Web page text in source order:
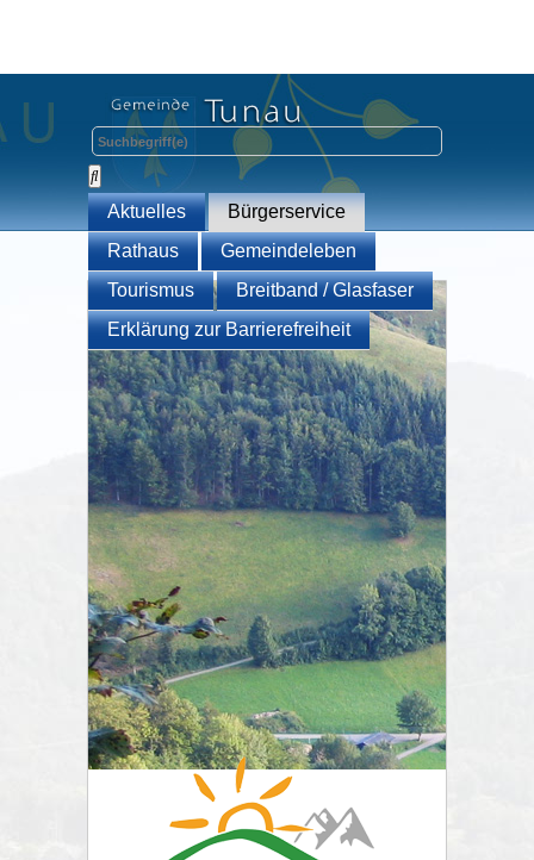
Aktuelles
Bürgerservice
Rathaus
Gemeindeleben
Tourismus
Breitband / Glasfaser
Erklärung zur Barrierefreiheit